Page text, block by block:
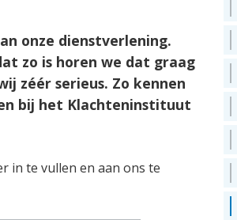
onze dienstverlening.
zo is horen we dat graag
zéér serieus. Zo kennen
bij het Klachteninstituut
in te vullen en aan ons te